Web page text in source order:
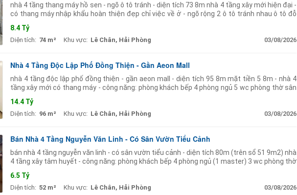
nhà 4 tầng thang máy hồ sen - ngõ ô tô tránh - diện tích 73 8m nhà 4 tầng xây mới hiện đại -
có thang máy nhập khẩu hoàn thiện đẹp chỉ việc về ở - ngõ rộng 2 ô tô tránh nhau ô tô đỗ
8.4 Tỷ
Diện tích: 74 m² Khu vực: Lê Chân, Hải Phòng 03/08/2026
Nhà 4 Tầng Độc Lập Phố Đồng Thiện - Gần Aeon Mall
nhà 4 tầng độc lập phố đồng thiện - gần aeon mall - diện tích 95 8m mặt tiền 5 8m - nhà 4
tầng xây mới có thang máy - công năng: phòng khách bếp 4 phòng ngủ 5 wc phòng thờ sân
14.4 Tỷ
Diện tích: 96 m² Khu vực: Lê Chân, Hải Phòng 03/08/2026
Bán Nhà 4 Tầng Nguyễn Văn Linh - Có Sân Vườn Tiểu Cảnh
bán nhà 4 tầng nguyễn văn linh - có sân vườn tiểu cảnh - diện tích 80m (trên sổ 51 9m2) nhà
4 tầng xây tâm huyết - công năng: phòng khách bếp 4 phòng ngủ (1 master) 3 wc phòng thờ
6.5 Tỷ
Diện tích: 52 m² Khu vực: Lê Chân, Hải Phòng 03/08/2026